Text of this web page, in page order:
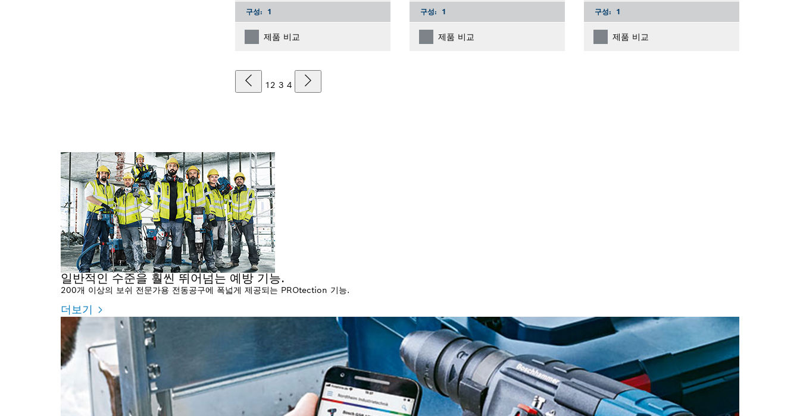
구성: 1
제품 비교
구성: 1
제품 비교
구성: 1
제품 비교
1 2 3 4
일반적인 수준을 훨씬 뛰어넘는 예방 기능.
200개 이상의 보쉬 전문가용 전동공구에 폭넓게 제공되는 PROtection 기능.
더보기